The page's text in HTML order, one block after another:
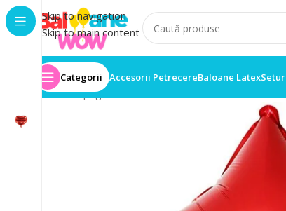
Skip to navigation
Skip to main content
Categorii Accesorii PetrecereBaloane Latex
Prima pagină